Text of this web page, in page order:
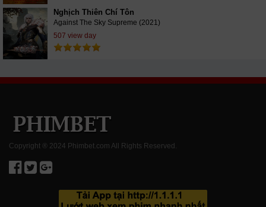
Nghịch Thiên Chí Tôn
Against The Sky Supreme (2021)
507 view day
Copyright ® 2024 Phimbet.com All Rights Reserved.